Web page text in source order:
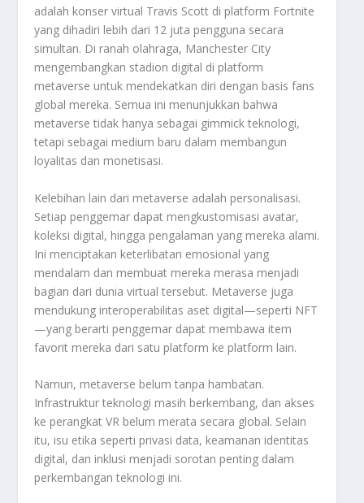
adalah konser virtual Travis Scott di platform Fortnite
yang dihadiri lebih dari 12 juta pengguna secara
simultan. Di ranah olahraga, Manchester City
mengembangkan stadion digital di platform
metaverse untuk mendekatkan diri dengan basis fans
global mereka. Semua ini menunjukkan bahwa
metaverse tidak hanya sebagai gimmick teknologi,
tetapi sebagai medium baru dalam membangun
loyalitas dan monetisasi.
Kelebihan lain dari metaverse adalah personalisasi.
Setiap penggemar dapat mengkustomisasi avatar,
koleksi digital, hingga pengalaman yang mereka alami.
Ini menciptakan keterlibatan emosional yang
mendalam dan membuat mereka merasa menjadi
bagian dari dunia virtual tersebut. Metaverse juga
mendukung interoperabilitas aset digital—seperti NFT
—yang berarti penggemar dapat membawa item
favorit mereka dari satu platform ke platform lain.
Namun, metaverse belum tanpa hambatan.
Infrastruktur teknologi masih berkembang, dan akses
ke perangkat VR belum merata secara global. Selain
itu, isu etika seperti privasi data, keamanan identitas
digital, dan inklusi menjadi sorotan penting dalam
perkembangan teknologi ini.